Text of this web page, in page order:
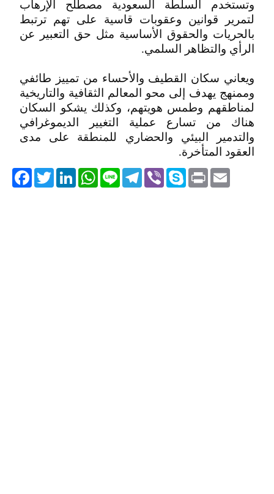
وتستخدم السلطة السعودية مصطلح الإرهاب
لتمرير قوانين وعقوبات قاسية على تهم ترتبط
بالحريات والحقوق الأساسية مثل حق التعبير عن
الرأي والتظاهر السلمي.
ويعاني سكان القطيف والأحساء من تمييز طائفي
وممنهج يهدف إلى محو المعالم الثقافية والتاريخية
لمناطقهم وطمس هويتهم، وكذلك يشكو السكان
هناك من تسارع عملية التغيير الديموغرافي
والتدمير البيئي والحضاري للمنطقة على مدى
العقود المتأخرة.
TwitterLinkedIn
WhatsApp Line
Telegram ViberSkype PrintEmail